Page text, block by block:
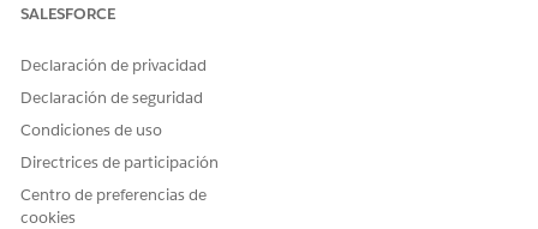
yVer todos los campos
Compilaciones de procesos de Omni
Elementos de procesos de Omni
¿RESOLVIÓ ESTE ARTÍCULO SU PROBLEMA?
SALESFORCE
Declaración de privacidad
Declaración de seguridad
Condiciones de uso
Directrices de participación
Centro de preferencias de
cookies